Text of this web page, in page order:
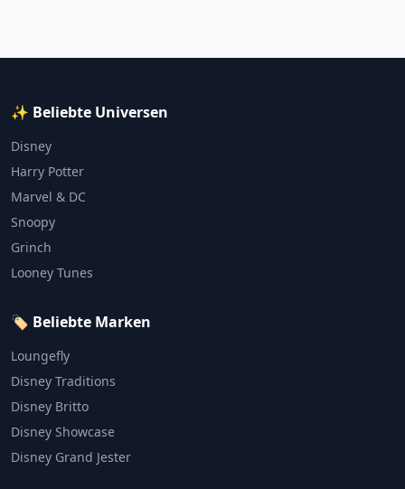
✨ Beliebte Universen
Disney
Harry Potter
Marvel & DC
Snoopy
Grinch
Looney Tunes
🏷️ Beliebte Marken
Loungefly
Disney Traditions
Disney Britto
Disney Showcase
Disney Grand Jester